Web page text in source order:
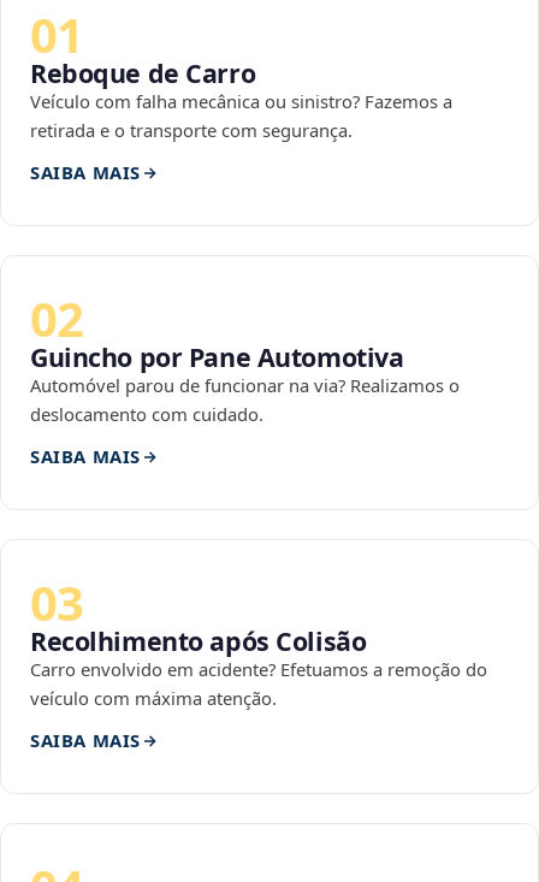
01
Reboque de Carro
Veículo com falha mecânica ou sinistro? Fazemos a
retirada e o transporte com segurança.
SAIBA MAIS
02
Guincho por Pane Automotiva
Automóvel parou de funcionar na via? Realizamos o
deslocamento com cuidado.
SAIBA MAIS
03
Recolhimento após Colisão
Carro envolvido em acidente? Efetuamos a remoção do
veículo com máxima atenção.
SAIBA MAIS